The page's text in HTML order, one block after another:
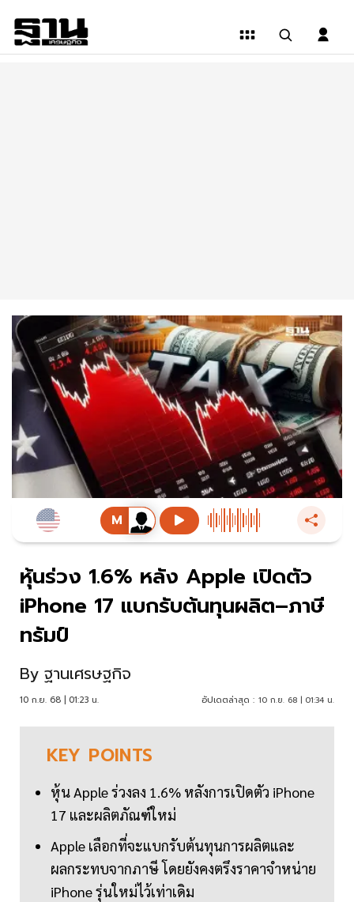
หุ้นร่วง 1.6% หลัง Apple เปิดตัว
iPhone 17 แบกรับต้นทุนผลิต–ภาษี
ทรัมป์
By ฐานเศรษฐกิจ
10 ก.ย. 68 | 01:23 น. อัปเดตล่าสุด : 10 ก.ย. 68 | 01:34 น.
KEY POINTS
หุ้น Apple ร่วงลง 1.6% หลังการเปิดตัว iPhone
17 และผลิตภัณฑ์ใหม่
Apple เลือกที่จะแบกรับต้นทุนการผลิตและ
ผลกระทบจากภาษี โดยยังคงตรึงราคาจำหน่าย
iPhone รุ่นใหม่ไว้เท่าเดิม